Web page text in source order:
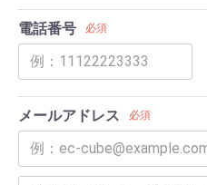
電話番号 必須
メールアドレス 必須